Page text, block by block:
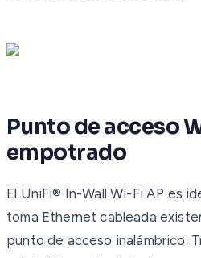
Punto de acceso
empotrado
El UniFi® In-Wall Wi-Fi AP es
toma Ethernet cableada
punto de acceso inalámbrico.